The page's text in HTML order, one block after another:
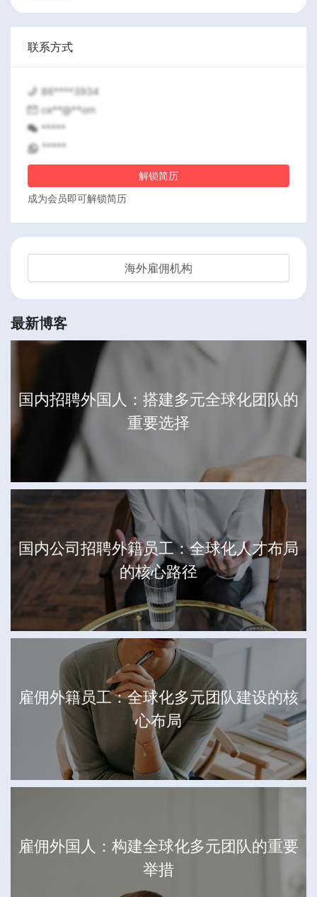
联系方式
86****3934
ce**@**om
*****
*****
解锁简历
成为会员即可解锁简历
海外雇佣机构
最新博客
国内招聘外国人：搭建多元全球化团队的
重要选择
国内公司招聘外籍员工：全球化人才布局
的核心路径
雇佣外籍员工：全球化多元团队建设的核
心布局
雇佣外国人：构建全球化多元团队的重要
举措